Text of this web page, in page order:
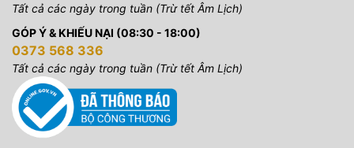
Tất cả các ngày trong tuần (Trừ tết Âm Lịch)
GÓP Ý & KHIẾU NẠI (08:30 - 18:00)
0373 568 336
Tất cả các ngày trong tuần (Trừ tết Âm Lịch)